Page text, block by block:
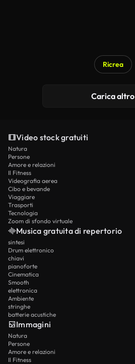
Ricrea
Carica altro
Video stock gratuiti
Natura
Persone
Amore e relazioni
Il Fitness
Videografia aerea
Cibo e bevande
Viaggiare
Trasporti
Tecnologia
Zoom di sfondo virtuale
Musica gratuita di repertorio
sintesi
Drum elettronico
chiavi
pianoforte
Cinematica
Smooth
elettronica
Ambiente
stringhe
batterie acustiche
Immagini
Natura
Persone
Amore e relazioni
Il Fitness